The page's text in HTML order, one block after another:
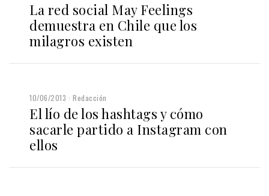
La red social May Feelings
demuestra en Chile que los
milagros existen
10/06/2013 Redacción
El lío de los hashtags y cómo
sacarle partido a Instagram con
ellos